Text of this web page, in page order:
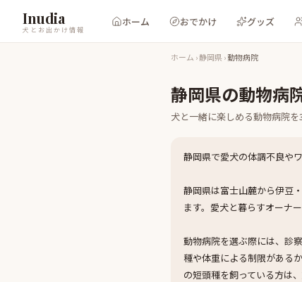
Inudia
犬とお出かけ情報
ホーム おでかけ グッズ
ホーム ›静岡県›動物病院
静岡県の動物病
犬と一緒に楽しめる動物病院を
静岡県で愛犬の体調不良や
静岡県は富士山麓から伊豆
ます。愛犬と暮らすオーナ
動物病院を選ぶ際には、診
種や体重による制限がある
の短頭種を飼っている方は